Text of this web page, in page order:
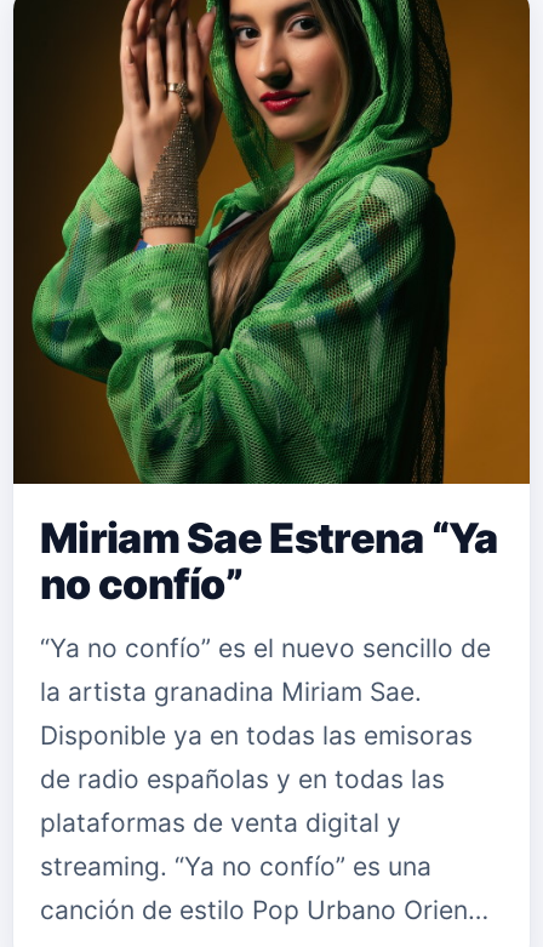
Miriam Sae Estrena “Ya
no confío”
“Ya no confío” es el nuevo sencillo de
la artista granadina Miriam Sae.
Disponible ya en todas las emisoras
de radio españolas y en todas las
plataformas de venta digital y
streaming. “Ya no confío” es una
canción de estilo Pop Urbano Orien…